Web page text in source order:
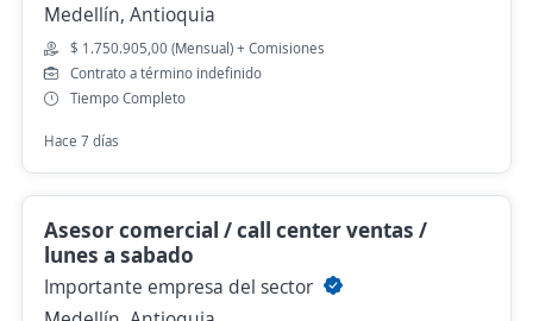
Medellín, Antioquia
$ 1.750.905,00 (Mensual) + Comisiones
Contrato a término indefinido
Tiempo Completo
Hace 7 días
Asesor comercial / call center ventas /
lunes a sabado
Importante empresa del sector